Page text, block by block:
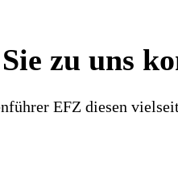
zu uns
EFZ diesen